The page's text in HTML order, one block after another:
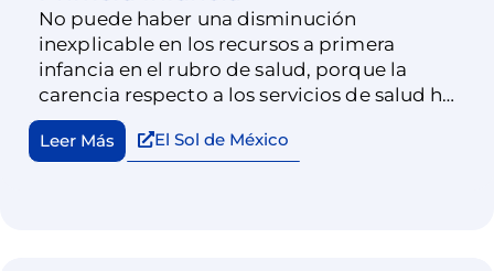
No puede haber una disminución
inexplicable en los recursos a primera
infancia en el rubro de salud, porque la
carencia respecto a los servicios de salud ha
aumentado. Los legisladores tienen la
responsabilidad de escuchar, de representar
Leer Más El Sol de México